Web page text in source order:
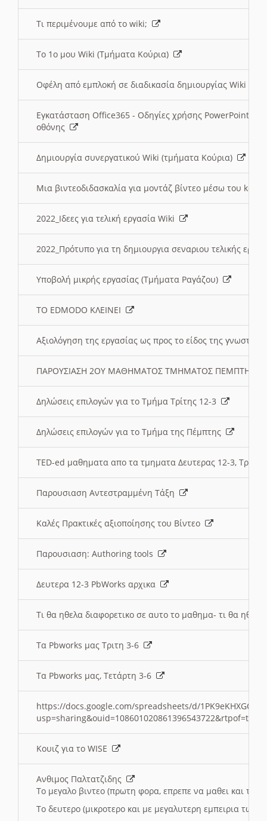
Τι περιμένουμε από το wiki;
Το 1ο μου Wiki (Τμήματα Κούρια)
Οφέλη από εμπλοκή σε διαδικασία δημιουργίας Wiki
Εγκατάσταση Office365 - Οδηγίες χρήσης PowerPoint
οθόνης
Δημιουργία συνεργατικού Wiki (τμήματα Κούρια)
Μια βιντεοδιδασκαλία για μοντάζ βίντεο μέσω του
2022_Ιδεες για τελική εργασία Wiki
2022_Πρότυπο για τη δημιουργια σεναριου τελικής
Υποβολή μικρής εργασίας (Τμήματα Ραγάζου)
ΤΟ EDMODO ΚΛΕΙΝΕΙ
Αξιολόγηση της εργασίας ως προς το είδος της
ΠΑΡΟΥΣΙΑΣΗ 2ΟΥ ΜΑΘΗΜΑΤΟΣ ΤΜΗΜΑΤΟΣ
Δηλώσεις επιλογών για το Τμήμα Τρίτης 12-3
Δηλώσεις επιλογών για το Τμήμα της Πέμπτης
TED-ed μαθηματα απο τα τμηματα Δευτερας 12-3,
Παρουσιαση Αντεστραμμένη Τάξη
Καλές Πρακτικές αξιοποίησης του Βίντεο
Παρουσιαση: Authoring tools
Δευτερα 12-3 PbWorks αρχικα
Τι θα ηθελα διαφορετικο σε αυτο το μαθημα- τι θα
Τα Pbworks μας Τριτη 3-6
Τα Pbworks μας, Τετάρτη 3-6
https://docs.google.com/spreadsheets/d/
Κουιζ για το WISE
Ανθιμος Παλτατζιδης
Το μεγαλο βιντεο (πρωτη φορα, επρεπε να μαθει και το
Το δευτερο (μικροτερο και με μεγαλυτερη εμπειρια